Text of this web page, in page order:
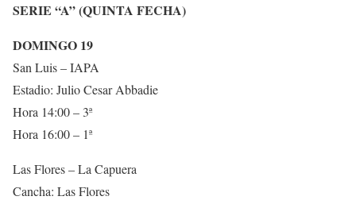
SERIE “A” (QUINTA FECHA)
DOMINGO 19
San Luis – IAPA
Estadio: Julio Cesar Abbadie
Hora 14:00 – 3ª
Hora 16:00 – 1ª
Las Flores – La Capuera
Cancha: Las Flores